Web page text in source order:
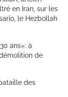
en Iran, sur les
le Hezbollah
ans»: à
de
des